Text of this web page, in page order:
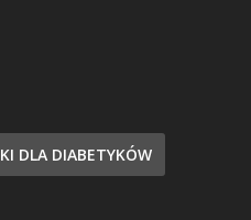
DLA DIABETYKÓW